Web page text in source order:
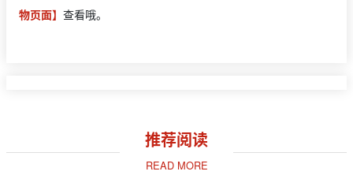
物页面】 查看哦。
推荐阅读
READ MORE